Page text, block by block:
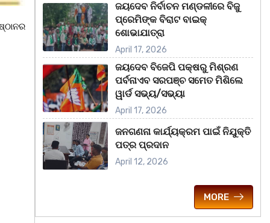
ଜୟଦେବ ନିର୍ବାଚନ ମଣ୍ଡଳୀରେ ବିଜୁ
ପ୍ରେମିଙ୍କ ବିରାଟ ବାଇକ୍
ଶୋଭାଯାତ୍ରା
April 17, 2026
ଜୟଦେବ ବିଜେପି ପକ୍ଷରୁ ମିଶ୍ରଣ
ପର୍ବନାଏବ ସରପଞ୍ଚ ସମେତ ମିଶିଲେ
ୱାର୍ଡ ସଭ୍ୟ/ସଭ୍ୟା
April 17, 2026
ଜନଗଣନା କାର୍ଯ୍ୟକ୍ରମ ପାଇଁ ନିଯୁକ୍ତି
ପତ୍ର ପ୍ରଦାନ
April 12, 2026
MORE